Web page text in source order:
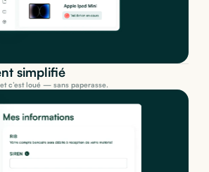
simplifié
c’est loué — sans paperasse.